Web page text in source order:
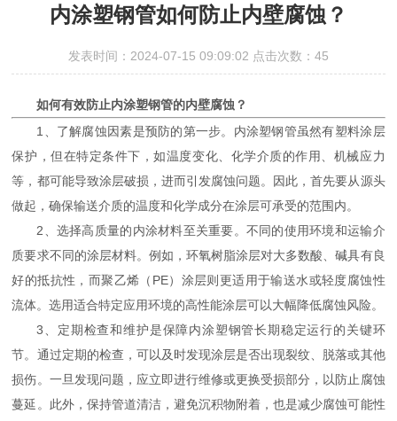
内涂塑钢管如何防止内壁腐蚀？
发表时间：2024-07-15 09:09:02 点击次数：45
如何有效防止内涂塑钢管的内壁腐蚀？
1、了解腐蚀因素是预防的第一步。内涂塑钢管虽然有塑料涂层
保护，但在特定条件下，如温度变化、化学介质的作用、机械应力
等，都可能导致涂层破损，进而引发腐蚀问题。因此，首先要从源头
做起，确保输送介质的温度和化学成分在涂层可承受的范围内。
2、选择高质量的内涂材料至关重要。不同的使用环境和运输介
质要求不同的涂层材料。例如，环氧树脂涂层对大多数酸、碱具有良
好的抵抗性，而聚乙烯（PE）涂层则更适用于输送水或轻度腐蚀性
流体。选用适合特定应用环境的高性能涂层可以大幅降低腐蚀风险。
3、定期检查和维护是保障内涂塑钢管长期稳定运行的关键环
节。通过定期的检查，可以及时发现涂层是否出现裂纹、脱落或其他
损伤。一旦发现问题，应立即进行维修或更换受损部分，以防止腐蚀
蔓延。此外，保持管道清洁，避免沉积物附着，也是减少腐蚀可能性